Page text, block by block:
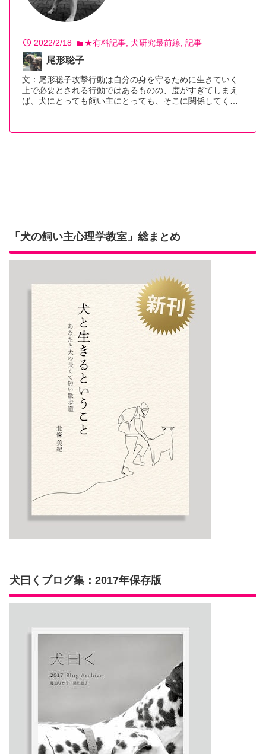
2022/2/18 ★有料記事 犬研究最前線 記事
尾形聡子
文：尾形聡子攻撃行動は自分の身を守るために生きていく
上で必要とされる行動ではあるものの、度がすぎてしまえ
ば、犬にとっても飼い主にとっても、そこに関係してく…
「犬の飼い主心理学教室」総まとめ
犬曰くブログ集：2017年保存版